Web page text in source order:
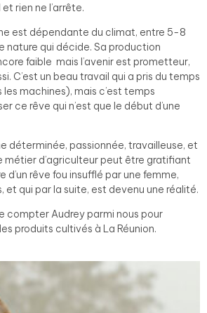
rien ne l’arrête.
est dépendante du climat, entre 5-8
nature qui décide. Sa production
faible mais l’avenir est prometteur,
C’est un beau travail qui a pris du temps
machines), mais c’est temps
ce rêve qui n’est que le début d’une
déterminée, passionnée, travailleuse, et
métier d’agriculteur peut être gratifiant
d’un rêve fou insufflé par une femme,
et qui par la suite, est devenu une réalité.
compter Audrey parmi nous pour
produits cultivés à La Réunion.